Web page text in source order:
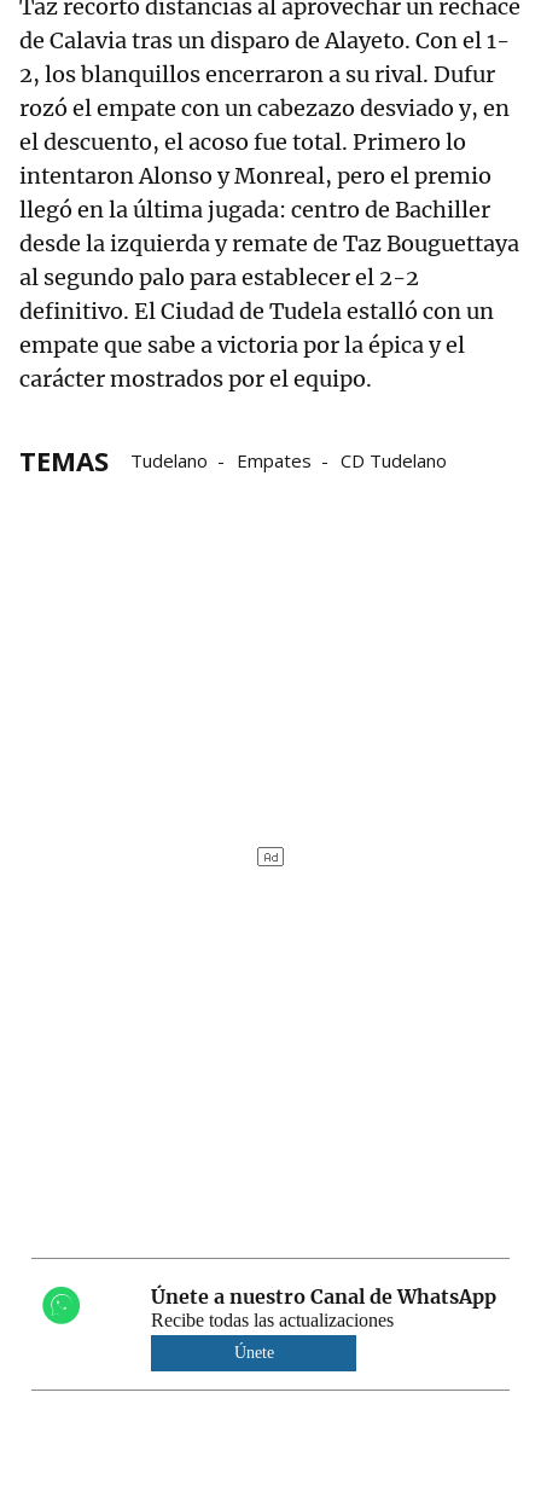
Taz recortó distancias al aprovechar un rechace
de Calavia tras un disparo de Alayeto. Con el 1-
2, los blanquillos encerraron a su rival. Dufur
rozó el empate con un cabezazo desviado y, en
el descuento, el acoso fue total. Primero lo
intentaron Alonso y Monreal, pero el premio
llegó en la última jugada: centro de Bachiller
desde la izquierda y remate de Taz Bouguettaya
al segundo palo para establecer el 2-2
definitivo. El Ciudad de Tudela estalló con un
empate que sabe a victoria por la épica y el
carácter mostrados por el equipo.
TEMAS Tudelano Empates CD Tudelano
Únete a nuestro Canal de WhatsApp
Recibe todas las actualizaciones
Únete